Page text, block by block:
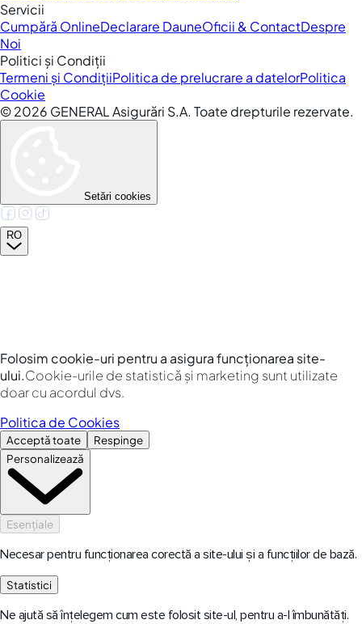
Servicii
Cumpără OnlineDeclarare DauneOficii & ContactDespre
Noi
Politici și Condiții
Termeni și CondițiiPolitica de prelucrare a datelorPolitica
Cookie
©2026 GENERAL Asigurări S.A. Toate drepturile rezervate.
Setări cookies
RO
Folosim cookie-uri pentru a asigura funcționarea site-
ului.Cookie-urile de statistică și marketing sunt utilizate
doar cu acordul dvs.
Politica de Cookies
Acceptă toate
Respinge
Personalizează
Esențiale
Necesar pentru funcționarea corectă a site-ului și a funcțiilor de bază.
Statistici
Ne ajută să înțelegem cum este folosit site-ul, pentru a-l îmbunătăți.